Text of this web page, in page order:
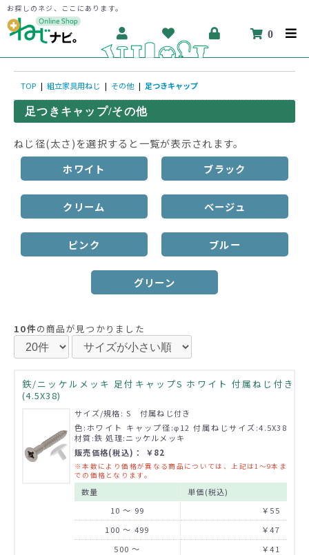
お探しのネジ、ここにあります。
0
TOP | 組立家具用ねじ | その他 | 足つきキャップ
足つきキャップ/その他
ねじ径(太さ)を選択すると一覧が表示されます。
ホワイト
ブラック
クリーム ベージュ
ピンク ブルー
グリーン
10件の商品が見つかりました
鉄/ニッケルメッキ 足付キャップS ホワイト 付属ねじ付き
(4.5X38)
サイズ/規格: S 付属ねじ付き
色:ホワイト キャップ径:φ12 付属ねじサイズ:4.5X38
材質:鉄 処理:ニッケルメッキ
販売価格(税込)： ￥82
※本数により価格が異なる商品については、上記は1～9本ま
での価格となります。
数量
単価(税込)
10 ～ 99
￥55
100 ～ 499
￥47
500 ～
￥41